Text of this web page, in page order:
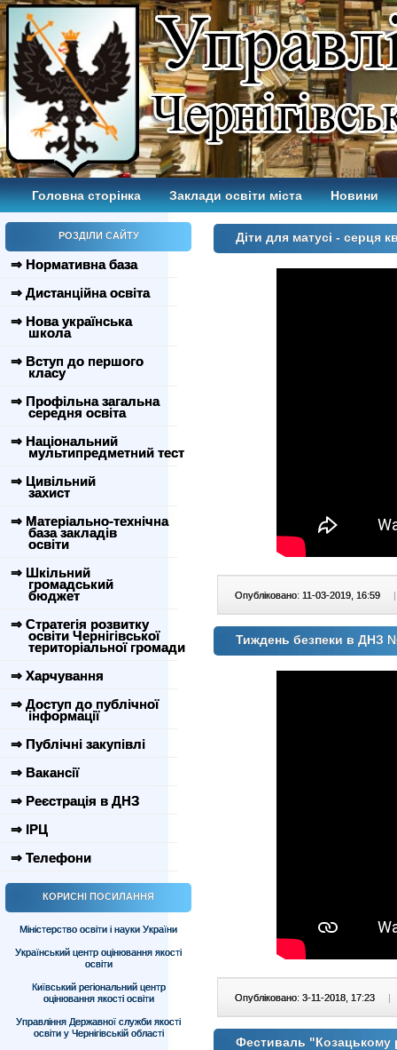
Головна сторінка Заклади освіти міста Новини
РОЗДІЛИ САЙТУ
⇒ Нормативна база
⇒ Дистанційна освіта
⇒ Нова українська
школа
⇒ Вступ до першого
класу
⇒ Профільна загальна
середня освіта
⇒ Національний
мультипредметний тест
⇒ Цивільний
захист
⇒ Матеріально-технічна
база закладів
освіти
⇒ Шкільний
громадський
бюджет
⇒ Стратегія розвитку
освіти Чернігівської
територіальної громади
⇒ Харчування
⇒ Доступ до публічної
інформації
⇒ Публічні закупівлі
⇒ Вакансії
⇒ Реєстрація в ДНЗ
⇒ ІРЦ
⇒ Телефони
КОРИСНІ ПОСИЛАННЯ
Міністерство освіти і науки України
Український центр оцінювання якості
освіти
Київський регіональний центр
оцінювання якості освіти
Управління Державної служби якості
освіти у Чернігівській області
Діти для матусі - серця
Опубліковано: 11-03-2019, 16:59 |
Тиждень безпеки в ДНЗ
Опубліковано: 3-11-2018, 17:23 |
Фестиваль